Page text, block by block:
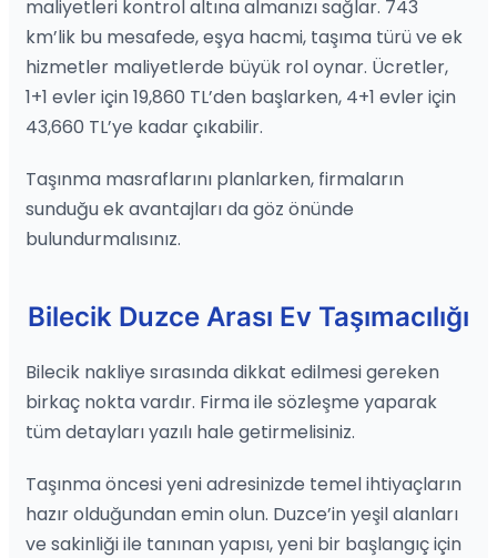
maliyetleri kontrol altına almanızı sağlar. 743
km’lik bu mesafede, eşya hacmi, taşıma türü ve ek
hizmetler maliyetlerde büyük rol oynar. Ücretler,
1+1 evler için 19,860 TL’den başlarken, 4+1 evler için
43,660 TL’ye kadar çıkabilir.
Taşınma masraflarını planlarken, firmaların
sunduğu ek avantajları da göz önünde
bulundurmalısınız.
Bilecik Duzce Arası Ev Taşımacılığı
Bilecik nakliye sırasında dikkat edilmesi gereken
birkaç nokta vardır. Firma ile sözleşme yaparak
tüm detayları yazılı hale getirmelisiniz.
Taşınma öncesi yeni adresinizde temel ihtiyaçların
hazır olduğundan emin olun. Duzce’in yeşil alanları
ve sakinliği ile tanınan yapısı, yeni bir başlangıç için